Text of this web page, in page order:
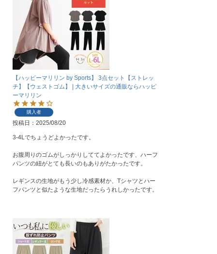
【ハッピーマリリン by Sports】 3点セット【ストレッ
チ】【ウェストゴム】 | 大きいサイズの通販ならハッピ
ーマリリン
購入者
投稿日 2025/08/20
3-4Lでちょうどよかったです。
お腹周りのゴムがしっかりしててよかったです、ハーフ
パンツの紐がとても長いのもありがたかったです。
レギンスの生地がもう少し冷感素材か、Tシャツとハー
フパンツと似たような生地だったらうれしかったです。